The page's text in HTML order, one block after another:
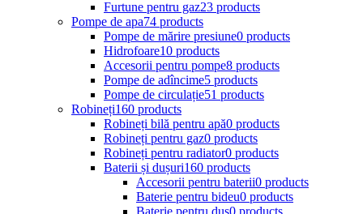
Furtune pentru gaz23 products
Pompe de apa74 products
Pompe de mărire presiune0 products
Hidrofoare10 products
Accesorii pentru pompe8 products
Pompe de adîncime5 products
Pompe de circulație51 products
Robineți160 products
Robineți bilă pentru apă0 products
Robineți pentru gaz0 products
Robineți pentru radiator0 products
Baterii și dușuri160 products
Accesorii pentru baterii0 products
Baterie pentru bideu0 products
Baterie pentru duș0 products